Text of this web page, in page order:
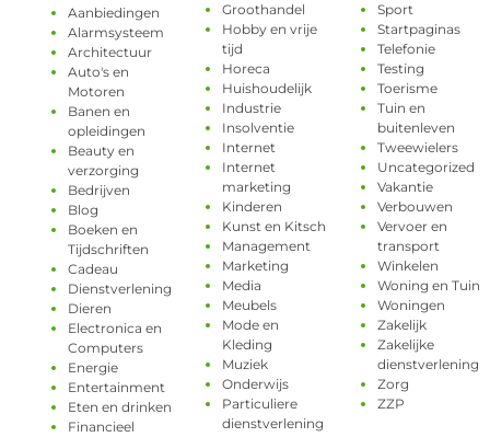
Aanbiedingen
Alarmsysteem
Architectuur
Auto's en
Motoren
Banen en
opleidingen
Beauty en
verzorging
Bedrijven
Blog
Boeken en
Tijdschriften
Cadeau
Dienstverlening
Dieren
Electronica en
Computers
Energie
Entertainment
Eten en drinken
Financieel
Groothandel
Hobby en vrije
tijd
Horeca
Huishoudelijk
Industrie
Insolventie
Internet
Internet
marketing
Kinderen
Kunst en Kitsch
Management
Marketing
Media
Meubels
Mode en
Kleding
Muziek
Onderwijs
Particuliere
dienstverlening
Sport
Startpaginas
Telefonie
Testing
Toerisme
Tuin en
buitenleven
Tweewielers
Uncategorized
Vakantie
Verbouwen
Vervoer en
transport
Winkelen
Woning en Tuin
Woningen
Zakelijk
Zakelijke
dienstverlening
Zorg
ZZP